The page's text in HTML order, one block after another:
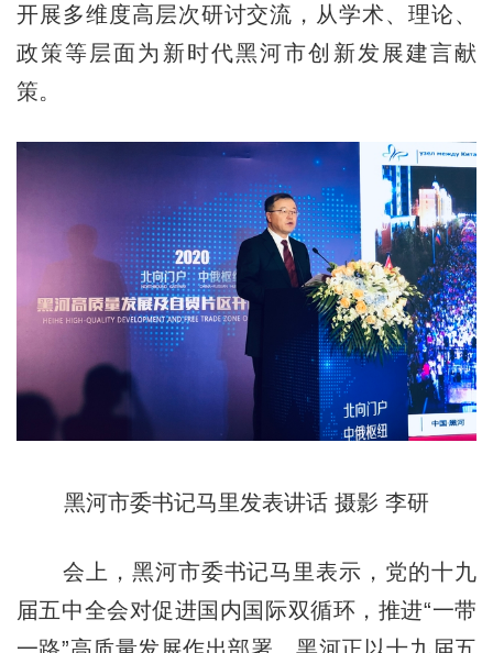
开展多维度高层次研讨交流，从学术、理论、
政策等层面为新时代黑河市创新发展建言献
策。
黑河市委书记马里发表讲话 摄影 李研
会上，黑河市委书记马里表示，党的十九
届五中全会对促进国内国际双循环，推进“一带